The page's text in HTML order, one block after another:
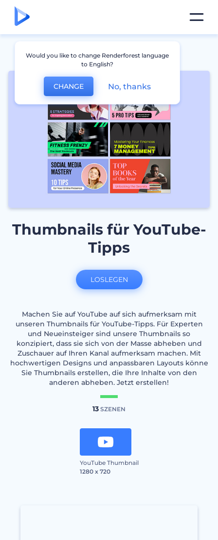
Thumbnails für YouTube-
Tipps
Machen Sie auf YouTube auf sich aufmerksam mit
unseren Thumbnails für YouTube-Tipps. Für Experten
und Neueinsteiger sind unsere Thumbnails so
konzipiert, dass sie sich von der Masse abheben und
Zuschauer auf Ihren Kanal aufmerksam machen. Mit
hochwertigen Designs und anpassbaren Layouts könne
Sie Thumbnails erstellen, die Ihre Inhalte von den
anderen abheben. Jetzt erstellen!
13 SZENEN
YouTube Thumbnail
1280 x 720
LOSLEGEN
Would you like to change Renderforest language
to English?
CHANGE No, thanks